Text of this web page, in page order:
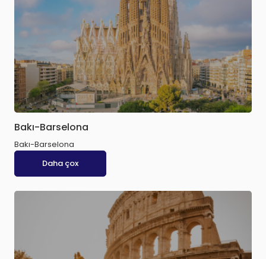
Bakı-Barselona
Bakı-Barselona
Daha çox